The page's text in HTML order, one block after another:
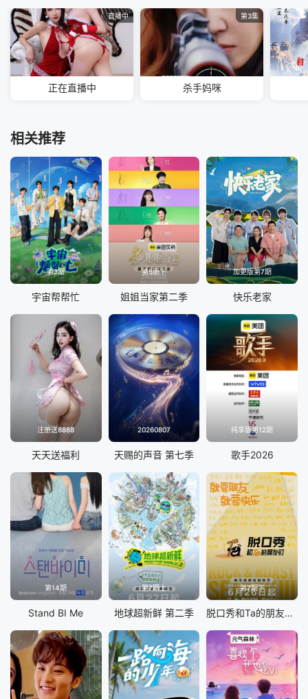
直播中
正在直播中
第3集
杀手妈咪
相关推荐
第3期
宇宙帮帮忙
第5期下
姐姐当家第二季
加更版第7期
快乐老家
注册送8888
天天送福利
20260807
天赐的声音 第七季
纯享版第12期
歌手2026
第14期
Stand BI Me
第7期上
地球超新鲜 第二季
第7期下
脱口秀和Ta的朋友们 第三季